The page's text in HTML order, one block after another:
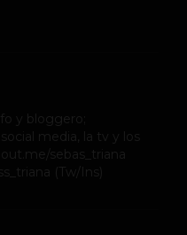
y bloggero;
media, la tv y los
sebas_triana
(Tw/Ins)